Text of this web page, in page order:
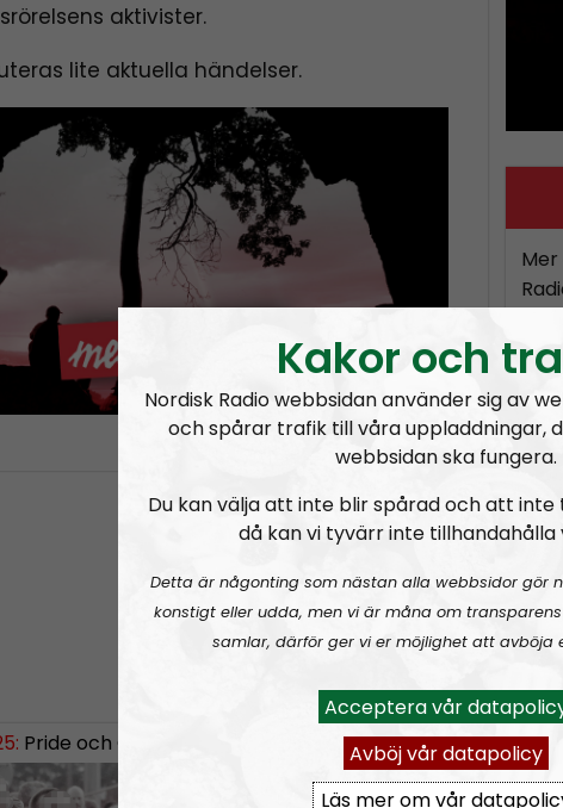
aktivister.
lite aktuella händelser.
Vi
RSS:
Pride och Classic Car Week MÄO#324Lilla Mer än ord – Nordendagarna & dans i
Kakor och
Nordisk Radio webbsidan använder sig av
och spårar trafik till våra uppladdningar,
webbsidan ska fungera.
Du kan välja att inte blir spårad och att
då kan vi tyvärr inte tillhandahålla
Detta är någonting som nästan alla webbsidor gör
konstigt eller udda, men vi är måna om
samlar, därför ger vi er möjlighet att avböja
Acceptera vår
Avböj vår datapolicy
Läs mer om vår